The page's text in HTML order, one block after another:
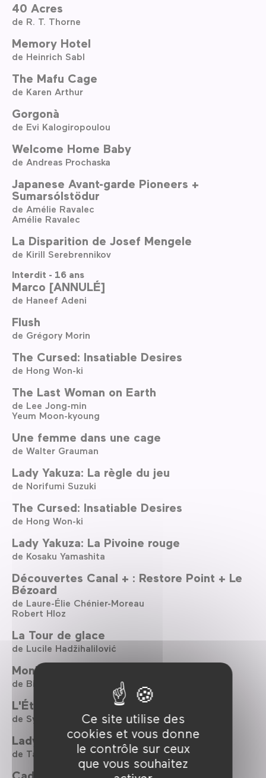
Ce site utilise des
cookies et vous donne
le contrôle sur ceux
que vous souhaitez
40 Acres
de R. T. Thorne
Memory Hotel
de Heinrich Sabl
The Mafu Cage
de Karen Arthur
Gorgonà
de Evi Kalogiropoulou
Welcome Home Baby
de Andreas Prochaska
Japanese Avant-garde Pioneers +
Sumarsólstödur
de Amélie Ravalec
Amélie Ravalec
La Disparition de Josef Mengele
de Kirill Serebrennikov
Interdit - 16 ans
Marco [ANNULÉ]
de Haneef Adeni
Flush
de Grégory Morin
The Cursed: Insatiable Desires
de Hong Won-ki
The Last Woman on Earth
de Lee Jong-min
Yeum Moon-kyoung
Une femme dans une cage
de Walter Grauman
Lady Yakuza: La règle du jeu
de Norifumi Suzuki
The Cursed: Insatiable Desires
de Hong Won-ki
Lady Yakuza: La Pivoine rouge
de Kosaku Yamashita
Découvertes Canal + : Restore Point + Le
Bézoard
de Laure-Élie Chénier-Moreau
Robert Hloz
La Tour de glace
de Lucile Hadžihalilović
Monk in Pieces
de Billy Shebar
L'Étrange Anthologie 2
de Sylvain Perret
Lady Yakuza: Le Jeu des fleurs
de Tai Katô
Cadet